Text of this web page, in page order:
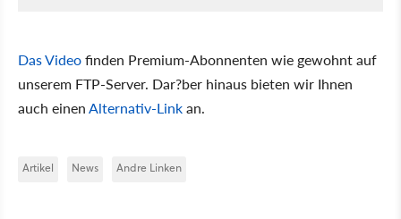
Das Videofinden Premium-Abonnenten wie gewohnt auf
unserem FTP-Server. Dar?ber hinaus bieten wir Ihnen
auch einenAlternativ-Linkan.
Artikel News Andre Linken